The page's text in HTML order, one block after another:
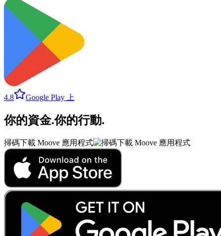
4.8 Google Play 上
你的資金.你的行動.
掃碼下載 Moove 應用程式